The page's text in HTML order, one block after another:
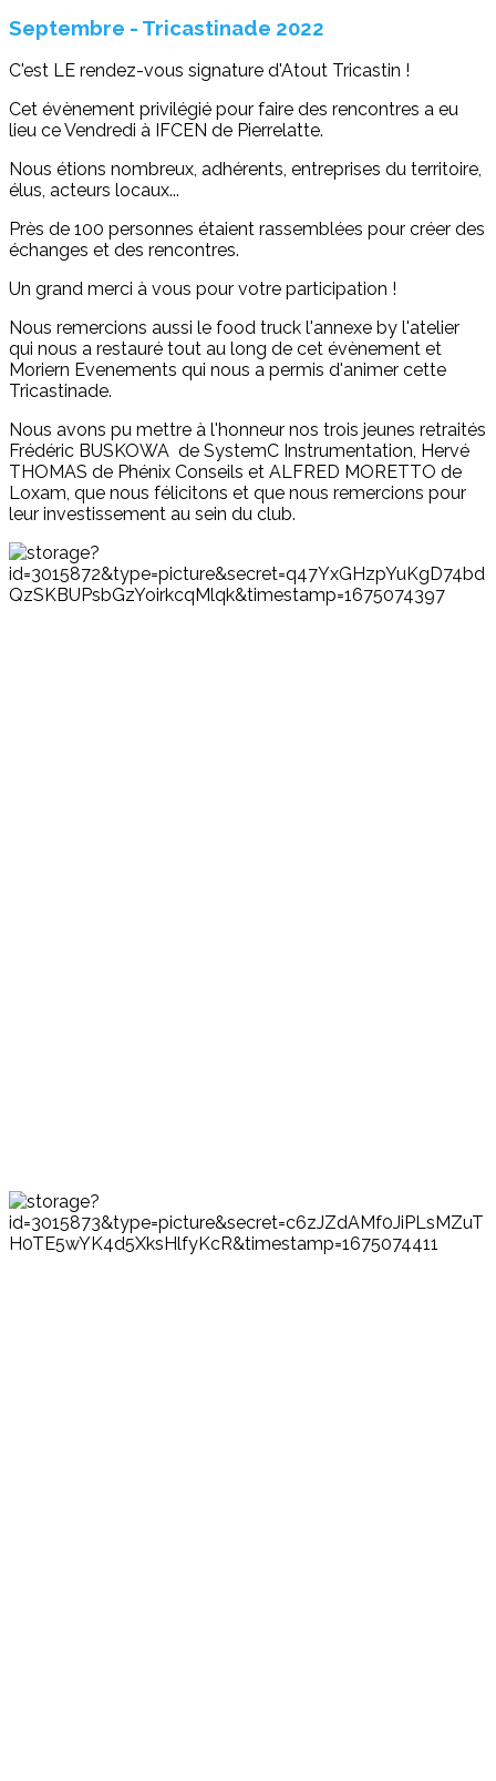
Septembre - Tricastinade 2022
C'est LE rendez-vous signature d'Atout Tricastin !
Cet évènement privilégié pour faire des rencontres a eu
lieu ce Vendredi à IFCEN de Pierrelatte.
Nous étions nombreux, adhérents, entreprises du territoire,
élus, acteurs locaux...
Près de 100 personnes étaient rassemblées pour créer des
échanges et des rencontres.
Un grand merci à vous pour votre participation !
Nous remercions aussi le food truck l'annexe by l'atelier
qui nous a restauré tout au long de cet évènement et
Moriern Evenements qui nous a permis d'animer cette
Tricastinade.
Nous avons pu mettre à l'honneur nos trois jeunes retraités
Frédéric BUSKOWA de SystemC Instrumentation, Hervé
THOMAS de Phénix Conseils et ALFRED MORETTO de
Loxam, que nous félicitons et que nous remercions pour
leur investissement au sein du club.